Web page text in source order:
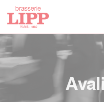
Painel de Gerenciamento de